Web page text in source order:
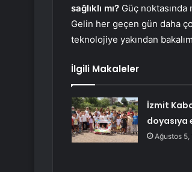
sağlıklı mı? Güç noktasında
Gelin her geçen gün daha
teknolojiye yakından
İlgili Makaleler
İzmit
doyasıya
Ağustos 5,